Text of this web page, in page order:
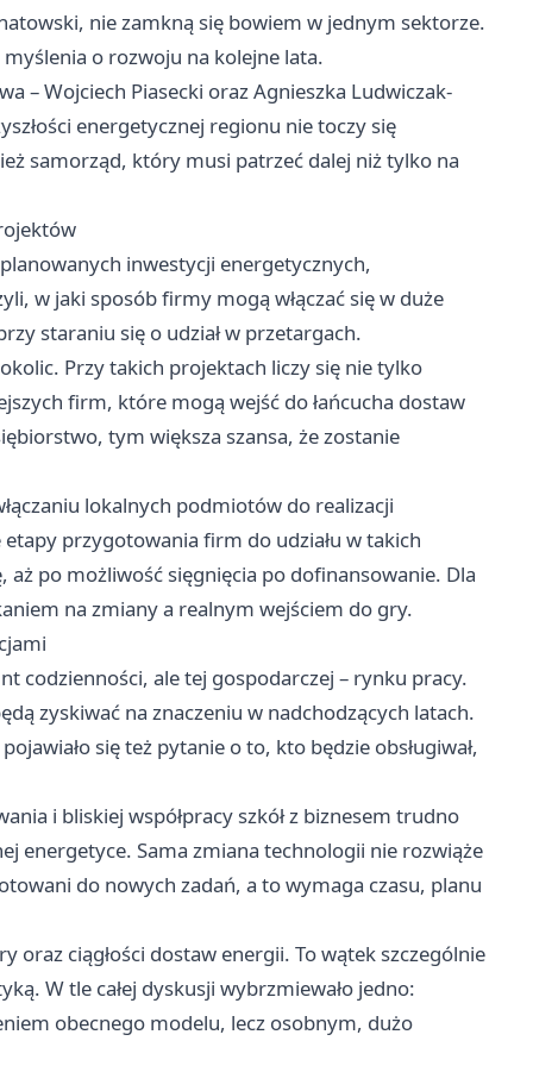
nie zamkną się bowiem w jednym sektorze.
o rozwoju na kolejne lata.
– Wojciech Piasecki oraz Agnieszka Ludwiczak-
energetycznej regionu nie toczy się
samorząd, który musi patrzeć dalej niż tylko na
inwestycji energetycznych,
w jaki sposób firmy mogą włączać się w duże
staraniu się o udział w przetargach.
Przy takich projektach liczy się nie tylko
firm, które mogą wejść do łańcucha dostaw
tym większa szansa, że zostanie
lokalnych podmiotów do realizacji
przygotowania firm do udziału w takich
po możliwość sięgnięcia po dofinansowanie. Dla
na zmiany a realnym wejściem do gry.
codzienności, ale tej gospodarczej – rynku pracy.
zyskiwać na znaczeniu w nadchodzących latach.
się też pytanie o to, kto będzie obsługiwał,
i bliskiej współpracy szkół z biznesem trudno
energetyce. Sama zmiana technologii nie rozwiąże
do nowych zadań, a to wymaga czasu, planu
ciągłości dostaw energii. To wątek szczególnie
W tle całej dyskusji wybrzmiewało jedno:
obecnego modelu, lecz osobnym, dużo